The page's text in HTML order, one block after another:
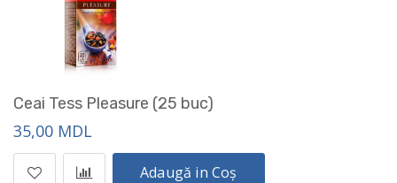
Ceai Tess Pleasure (25 buc)
35,00 MDL
Adaugă in Coș